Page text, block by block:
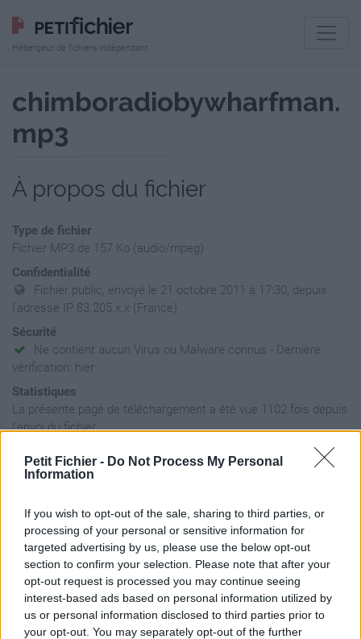
Petit Fichier - Do Not Process My Personal
Information
If you wish to opt-out of the sale, sharing to third parties, or
processing of your personal or sensitive information for
targeted advertising by us, please use the below opt-out
section to confirm your selection. Please note that after your
opt-out request is processed you may continue seeing
interest-based ads based on personal information utilized by
us or personal information disclosed to third parties prior to
your opt-out. You may separately opt-out of the further
Hébergeur de fichiers indépendant
chimboradiobywharfman.
mp3
À propos du fichier
Type de fichier
Fichier MP3 de 157 Ko (audio/mpeg)
Confidentialité
Fichier public, envoyé le 21 octobre 2011 à 17:30, depuis
l'adresse IP 83.205.x.x (France)
Sécurité
Ne contient aucun Virus ou Malware connus - Dernière
vérification: hier
Statistiques
La présente page de téléchargement a été vue 1102 fois depuis
l'envoi du fichier
https://www.petit-
Aperçu du fichier